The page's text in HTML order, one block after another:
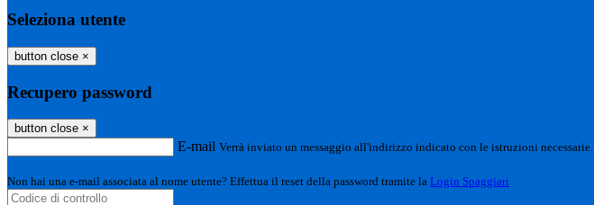
Seleziona utente
button close ×
Recupero password
button close ×
E-mail Verrà inviato un messaggio all'indirizzo indicato con le istruzioni necessarie.
Non hai una e-mail associata al nome utente? Effettua il reset della password tramite la Login Spaggiari